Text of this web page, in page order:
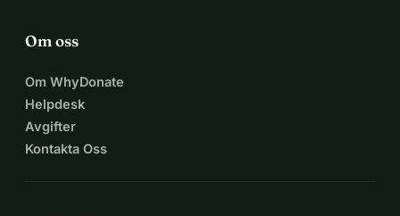
Om oss
Om WhyDonate
Helpdesk
Avgifter
Kontakta Oss